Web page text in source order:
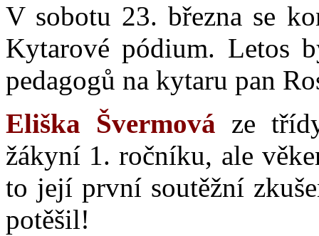
V sobotu 23. března se
Kytarové pódium. Letos
pedagogů na kytaru pan
Eliška Švermová ze
žákyní 1. ročníku, ale
to její první soutěžní
potěšil!